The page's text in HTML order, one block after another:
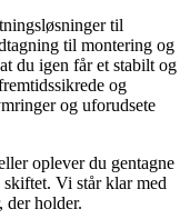
til
til montering og
du igen får et stabilt og
og
og uforudsete
oplever du gentagne
Vi står klar med
der holder.